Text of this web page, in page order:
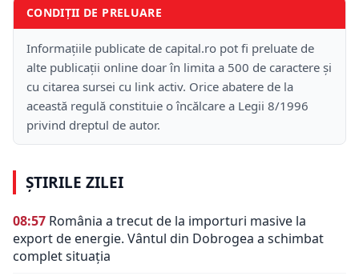
CONDIȚII DE PRELUARE
Informațiile publicate de capital.ro pot fi preluate de
alte publicații online doar în limita a 500 de caractere și
cu citarea sursei cu link activ. Orice abatere de la
această regulă constituie o încălcare a Legii 8/1996
privind dreptul de autor.
ȘTIRILE ZILEI
08:57 România a trecut de la importuri masive la
export de energie. Vântul din Dobrogea a schimbat
complet situația